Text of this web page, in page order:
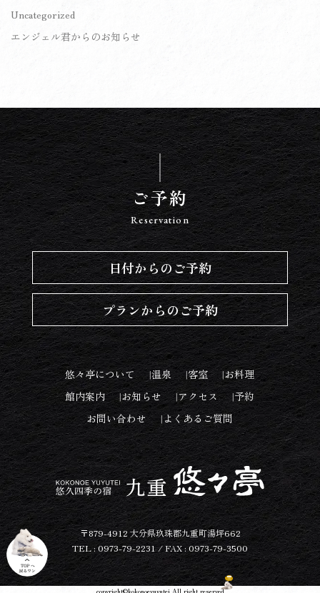
Uncategorized
エンジェル君からのお知らせ
ご予約
Reservation
日付からのご予約
プランからのご予約
悠々亭について 温泉 客室
お料理
館内案内
お知らせ アクセス
予約
お問い合わせ
よくあるご質問
〒879-4912 大分県玖珠郡九重町湯坪662
TEL : 0973-79-2231 / FAX : 0973-79-3500